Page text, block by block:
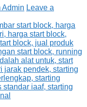
Admin Leave a